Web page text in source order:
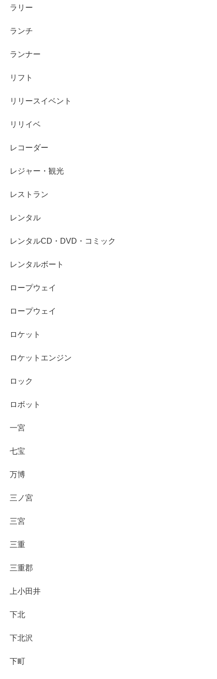
ラリー
ランチ
ランナー
リフト
リリースイベント
リリイベ
レコーダー
レジャー・観光
レストラン
レンタル
レンタルCD・DVD・コミック
レンタルボート
ロープウェイ
ロープウェイ
ロケット
ロケットエンジン
ロック
ロボット
一宮
七宝
万博
三ノ宮
三宮
三重
三重郡
上小田井
下北
下北沢
下町